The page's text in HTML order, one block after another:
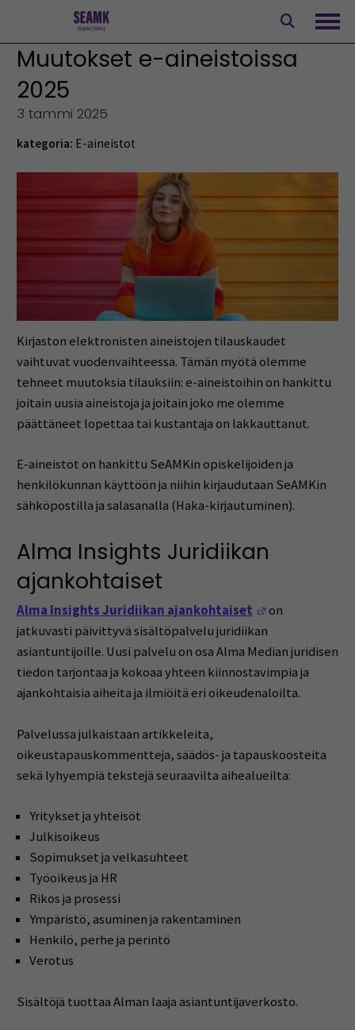
Muutokset e-aineistoissa
2025
3 tammi 2025
kategoria: E-aineistot
Kirjaston elektronisten aineistojen tilauskaudet
vaihtuvat vuodenvaihteessa. Tämän myötä olemme
tehneet muutoksia tilauksiin: e-aineistoihin on hankittu
joitain uusia aineistoja ja joitain joko me olemme
päättäneet lopettaa tai kustantaja on lakkauttanut.
E-aineistot on hankittu SeAMKin opiskelijoiden ja
henkilökunnan käyttöön ja niihin kirjaudutaan SeAMKin
sähköpostilla ja salasanalla (Haka-kirjautuminen).
Alma Insights Juridiikan
ajankohtaiset
Alma Insights Juridiikan ajankohtaiset (Opens in a
on
jatkuvasti päivittyvä sisältöpalvelu juridiikan
asiantuntijoille. Uusi palvelu on osa Alma Median juridisen
tiedon tarjontaa ja kokoaa yhteen kiinnostavimpia ja
ajankohtaisia aiheita ja ilmiöitä eri oikeudenaloilta.
Palvelussa julkaistaan artikkeleita,
oikeustapauskommentteja, säädös- ja tapauskoosteita
sekä lyhyempiä tekstejä seuraavilta aihealueilta:
Yritykset ja yhteisöt
Julkisoikeus
Sopimukset ja velkasuhteet
Työoikeus ja HR
Rikos ja prosessi
Ympäristö, asuminen ja rakentaminen
Henkilö, perhe ja perintö
Verotus
Sisältöjä tuottaa Alman laaja asiantuntijaverkosto.